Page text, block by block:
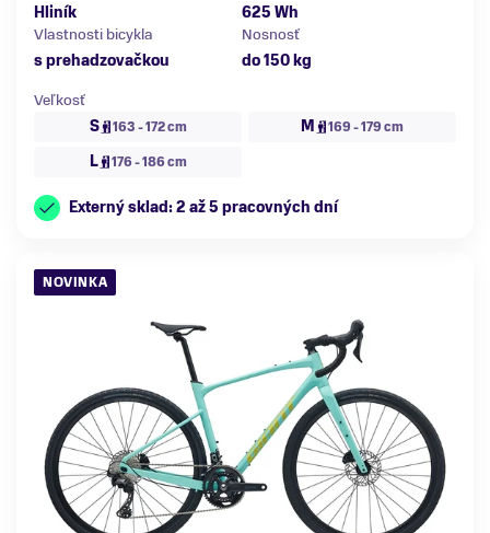
Hliník
625 Wh
Vlastnosti bicykla
s prehadzovačkou
Nosnosť
do 150 kg
Veľkosť
S
163 - 172 cm M 169 - 179 cm
L 176 - 186 cm
Externý sklad: 2 až 5 pracovných dní
NOVINKA